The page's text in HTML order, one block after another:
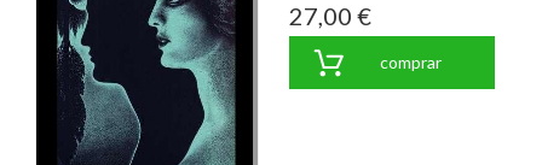
27,00 €
comprar